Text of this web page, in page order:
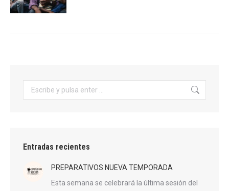
Buscar:
Entradas recientes
PREPARATIVOS NUEVA TEMPORADA
Esta semana se celebrará la última sesión del